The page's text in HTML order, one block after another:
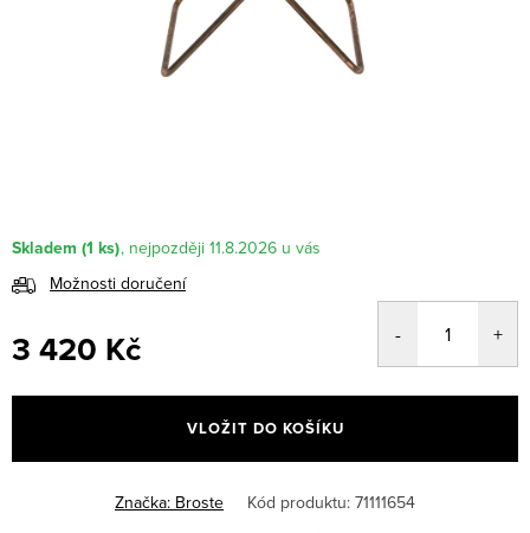
Skladem (1 ks)
11.8.2026
Možnosti doručení
3 420 Kč
cena:
VLOŽIT DO KOŠÍKU
Značka: Broste Kód produktu: 71111654